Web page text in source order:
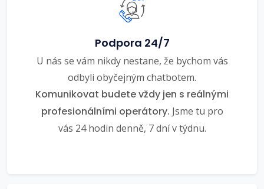
Podpora 24/7
U nás se vám nikdy nestane, že bychom vás
odbyli obyčejným chatbotem.
Komunikovat budete vždy jen s reálnými
profesionálními operátory. Jsme tu pro
vás 24 hodin denně, 7 dní v týdnu.